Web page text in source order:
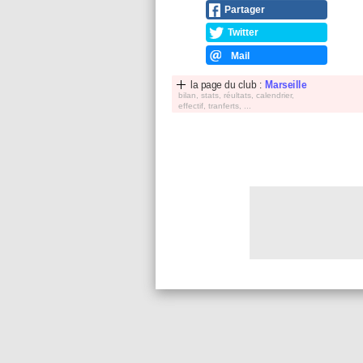
Partager
Twitter
Mail
la page du club : Marseille
bilan, stats, réultats, calendrier,
effectif, tranferts, ...